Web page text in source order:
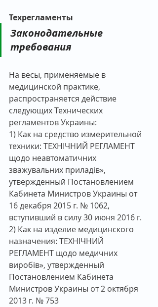
Техрегламенты
Законодательные
требования
На весы, применяемые в
медицинской практике,
распространяется действие
следующих Технических
регламентов Украины:
1) Как на средство измерительной
техники: ТЕХНІЧНИЙ РЕГЛАМЕНТ
щодо неавтоматичних
зважувальних приладів»,
утвержденный Постановлением
Кабинета Министров Украины от
16 декабря 2015 г. № 1062,
вступивший в силу 30 июня 2016 г.
2) Как на изделие медицинского
назначения: ТЕХНІЧНИЙ
РЕГЛАМЕНТ щодо медичних
виробів», утвержденный
Постановлением Кабинета
Министров Украины от 2 октября
2013 г. № 753